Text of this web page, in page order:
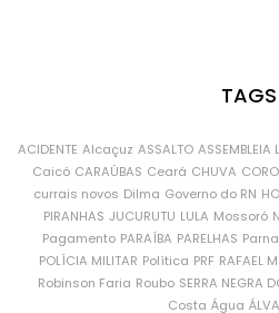
TAGS
ACIDENTE Alcaçuz ASSALTO ASSEMBLEIA
Caicó CARAÚBAS Ceará CHUVA
currais novos Dilma Governo do RN
PIRANHAS JUCURUTU LULA Mossoró
Pagamento PARAÍBA PARELHAS
POLÍCIA MILITAR Política PRF RAFAEL
Robinson Faria Roubo SERRA NEGRA
Costa Água